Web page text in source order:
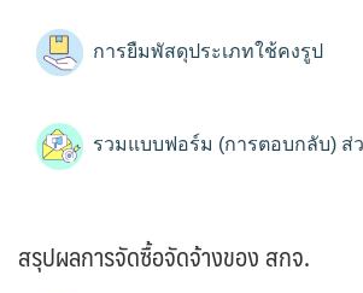
การยืมพัสดุประเภทใช้คงรูป
รวมแบบฟอร์ม (การตอบกลับ) ส่
สรุปผลการจัดซื้อจัดจ้างของ สกจ.